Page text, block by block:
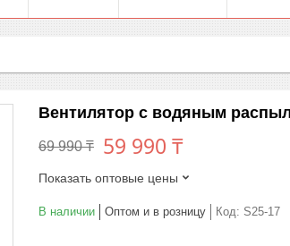
Вентилятор с водяным
69 990 ₸ 59 990 ₸
Показать оптовые цены
В наличии Оптом и в розницу Код: S25-17